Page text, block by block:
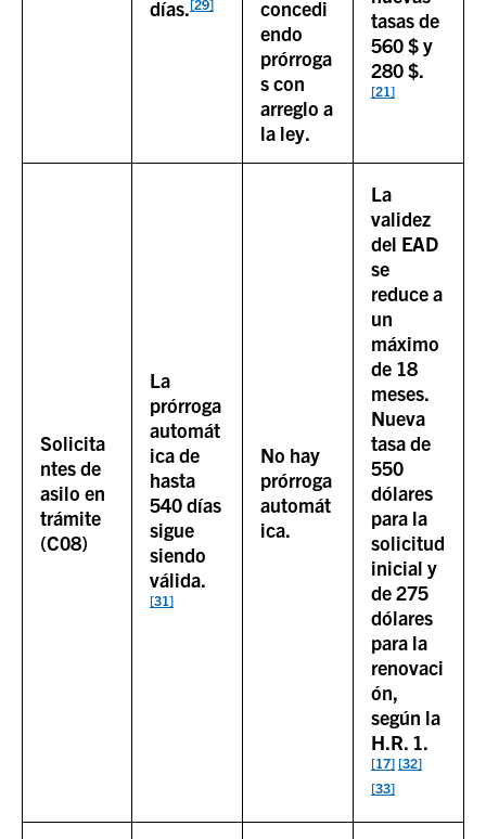
días. [29]
concedi
endo
prórroga
s con
arreglo a
la ley.
tasas de
560 $ y
280 $.
[21]
Solicita
ntes de
asilo en
trámite
(C08)
La
prórroga
automát
ica de
hasta
540 días
sigue
siendo
válida.
[31]
No hay
prórroga
automát
ica.
La
validez
del EAD
se
reduce a
un
máximo
de 18
meses.
Nueva
tasa de
550
dólares
para la
solicitud
inicial y
de 275
dólares
para la
renovaci
ón,
según la
H.R. 1.
[17] [32]
[33]